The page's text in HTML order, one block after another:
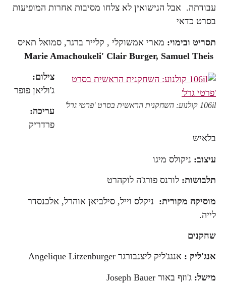
עבודתה. אבל הנישואין לא צלחו מסיבות אחרות המופיעות
בסרט כדאי
תסריט ובימוי: מארי אמשוקלי , קלייר ברגר, סמואל תאיס
Marie Amachoukeli' Clair Burger, Samuel Theis
106il קולנוע: השחקנית הראשית בסרט 'פרטי גרל'
צילום:
ג'וליאן פופר
עריכה:
פרדריק
בלאיש
עיצוב: ניקולס מיגו
תלבושות: לורנס פורג'ה לוקהרט
מוסיקה מקורית: ניקלס וייל, סילביאן אוהרל, אלכנסדר
לייה.
שחקנים
אנג'ליק : אנגג'ליק ליצנבורגר Angelique Litzenburger
מישל: ג'וזף באור Joseph Bauer